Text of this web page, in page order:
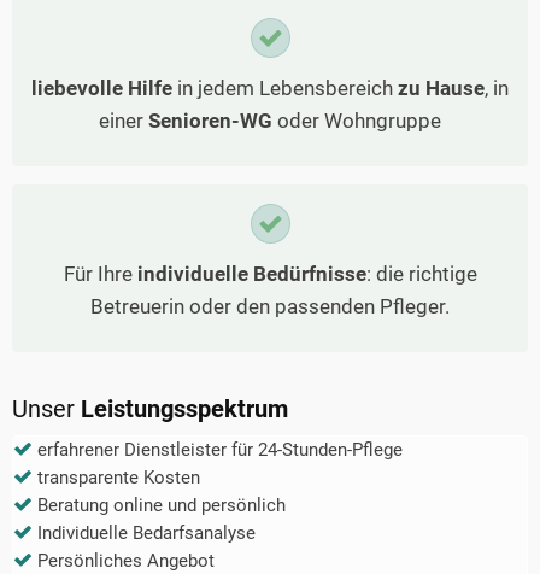
liebevolle Hilfe in jedem Lebensbereich zu Hause, in
einer Senioren-WG oder Wohngruppe
Für Ihre individuelle Bedürfnisse: die richtige
Betreuerin oder den passenden Pfleger.
Unser Leistungsspektrum
erfahrener Dienstleister für 24-Stunden-Pflege
transparente Kosten
Beratung online und persönlich
Individuelle Bedarfsanalyse
Persönliches Angebot